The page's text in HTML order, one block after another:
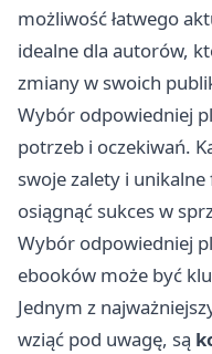
możliwość łatwego
idealne dla autorów,
zmiany w swoich
Wybór odpowiedniej
potrzeb i oczekiwań.
swoje zalety i
osiągnąć sukces w
Wybór odpowiedniej
ebooków może być
Jednym z
wziąć pod uwagę, są